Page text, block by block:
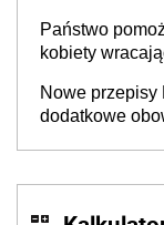
Państwo
kobiety
neuroatypowe.
Inkluzywności
Nowe przepisy
dodatkowe